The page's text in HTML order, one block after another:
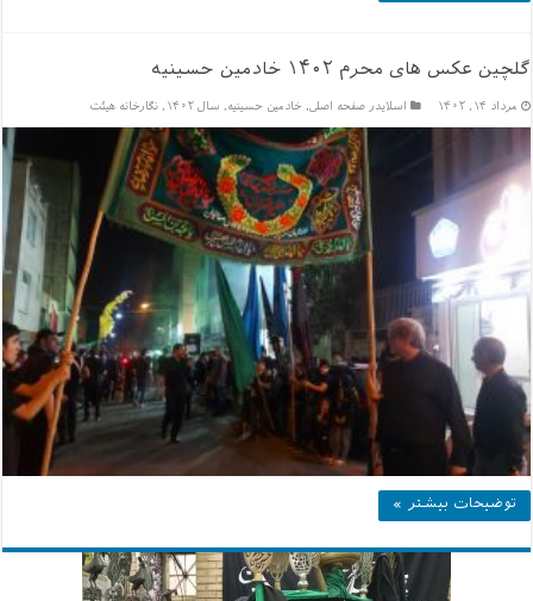
گلچین عکس های محرم ۱۴۰۲ خادمین حسینیه
مرداد ۱۴, ۱۴۰۲ اسلایدر صفحه اصلی,خادمين حسينيه, سال ۱۴۰۲ ,نگارخانه هیئت
توضیحات بیشتر »